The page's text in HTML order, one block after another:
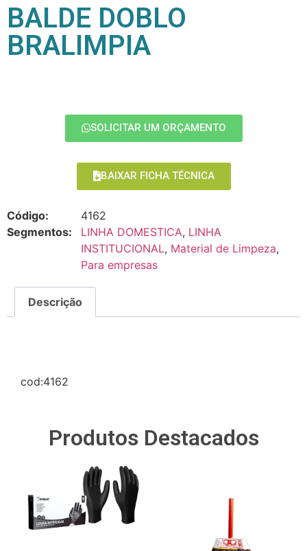
BALDE DOBLO
BRALIMPIA
SOLICITAR UM ORÇAMENTO
BAIXAR FICHA TÉCNICA
Código:
4162
Segmentos:
LINHA DOMESTICA, LINHA
INSTITUCIONAL, Material de Limpeza,
Para empresas
Descrição
cod:4162
Produtos Destacados